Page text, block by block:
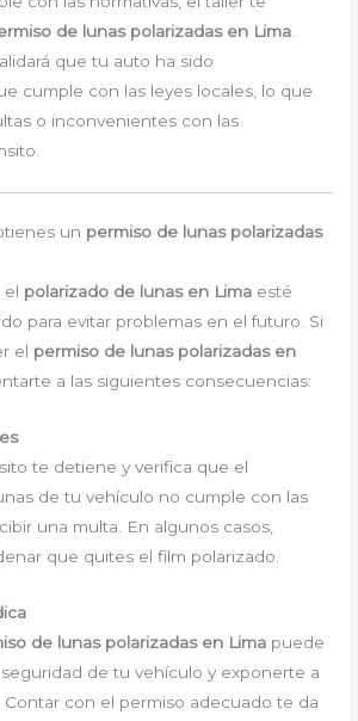
de lunas polarizadas en Lima
que tu auto ha sido
cumple con las leyes locales, lo que
o inconvenientes con las
un permiso de lunas polarizadas
el polarizado de lunas en Lima esté
para evitar problemas en el futuro. Si
el permiso de lunas polarizadas en
a las siguientes consecuencias:
te detiene y verifica que el
de tu vehículo no cumple con las
una multa. En algunos casos,
que quites el film polarizado.
de lunas polarizadas en Lima puede
de tu vehículo y exponerte a
Contar con el permiso adecuado te da